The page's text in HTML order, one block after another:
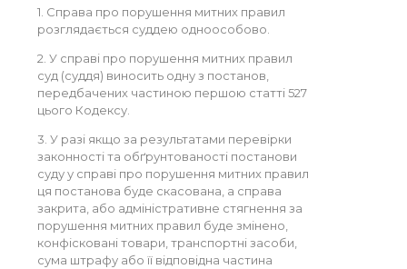
1. Справа про порушення митних правил
розглядається суддею одноособово.
2. У справі про порушення митних правил
суд (суддя) виносить одну з постанов,
передбачених частиною першою статті 527
цього Кодексу.
3. У разі якщо за результатами перевірки
законності та обґрунтованості постанови
суду у справі про порушення митних правил
ця постанова буде скасована, а справа
закрита, або адміністративне стягнення за
порушення митних правил буде змінено,
конфісковані товари, транспортні засоби,
сума штрафу або її відповідна частина